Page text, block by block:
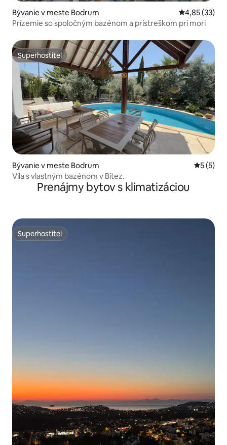
Bývanie v meste Bodrum Priemerné
4,85 (33)
Prízemie so spoločným bazénom a prístreškom pri mori
Superhostiteľ
Superhostiteľ
Bývanie v meste Bodrum
5 (5)
Vila s vlastným bazénom v Bitez.
Prenájmy bytov s klimatizáciou
Superhostiteľ
Superhostiteľ